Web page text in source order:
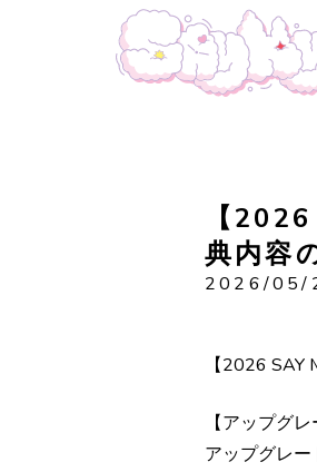
【
典内容
2026/05/
【2026 SAY
【アップグ
アップグレ